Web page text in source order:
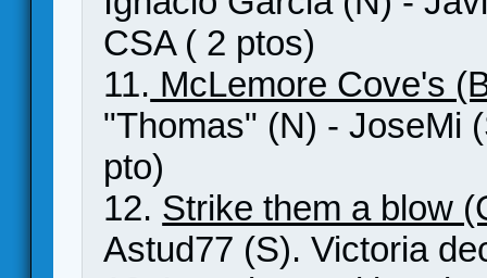
CSA ( 2 ptos)
11. McLemore Cove's
"Thomas" (N) - JoseMi
pto)
12. Strike them a blow
Astud77 (S). Victoria